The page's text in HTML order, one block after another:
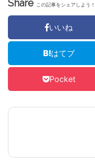
Share この記事をシェアしよう！
いいね
はてブ
Pocket